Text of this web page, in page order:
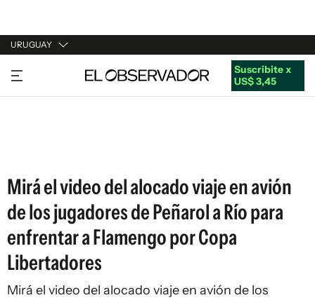
URUGUAY
URUGUAY
ARGENTINA
Suscribite x
US$ 3,45
Mirá el video del alocado viaje en avión
de los jugadores de Peñarol a Río para
enfrentar a Flamengo por Copa
Libertadores
Mirá el video del alocado viaje en avión de los